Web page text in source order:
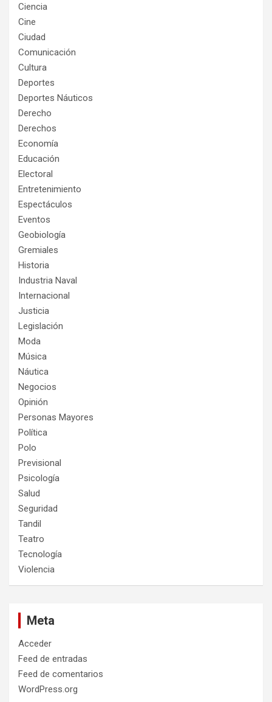
Ciencia
Cine
Ciudad
Comunicación
Cultura
Deportes
Deportes Náuticos
Derecho
Derechos
Economía
Educación
Electoral
Entretenimiento
Espectáculos
Eventos
Geobiología
Gremiales
Historia
Industria Naval
Internacional
Justicia
Legislación
Moda
Música
Náutica
Negocios
Opinión
Personas Mayores
Política
Polo
Previsional
Psicología
Salud
Seguridad
Tandil
Teatro
Tecnología
Violencia
Meta
Acceder
Feed de entradas
Feed de comentarios
WordPress.org